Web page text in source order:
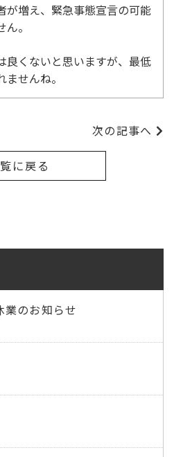
が増え、緊急事態宣言の可能
。
良くないと思いますが、最低
せんね。
次の記事へ
に戻る
業のお知らせ